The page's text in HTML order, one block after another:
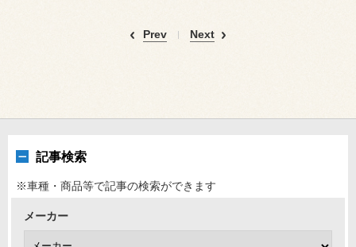
Prev Next
記事検索
※車種・商品等で記事の検索ができます
メーカー